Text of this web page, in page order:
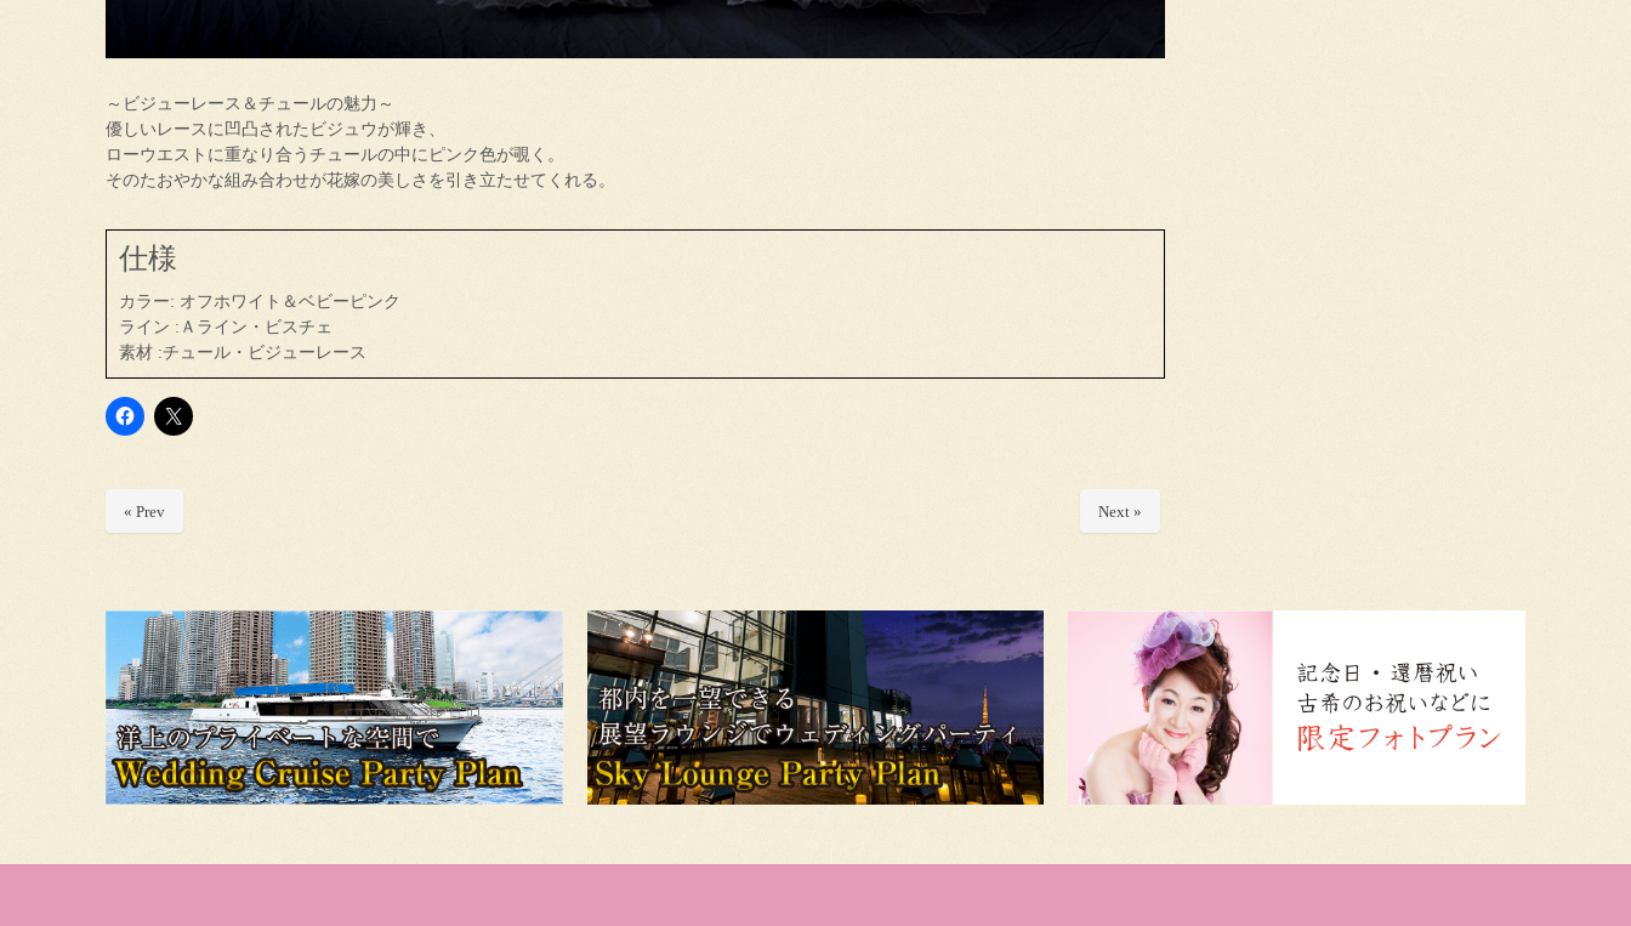
～ビジューレース＆チュールの魅力～
優しいレースに凹凸されたビジュウが輝き、
ローウエストに重なり合うチュールの中にピンク色が覗く。
そのたおやかな組み合わせが花嫁の美しさを引き立たせてくれる。
仕様
カラー: オフホワイト＆ベビーピンク
ライン :Ａライン・ビスチェ
素材 :チュール・ビジューレース
« Prev Next »